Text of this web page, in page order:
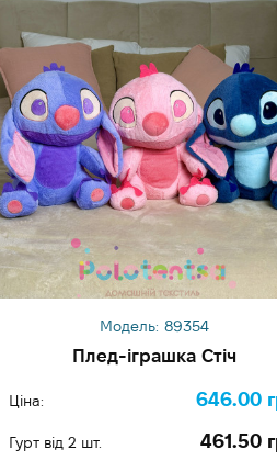
Модель: 89354
Плед-іграшка Стіч
Ціна: 646.00
Гурт від 2 шт. 461.50